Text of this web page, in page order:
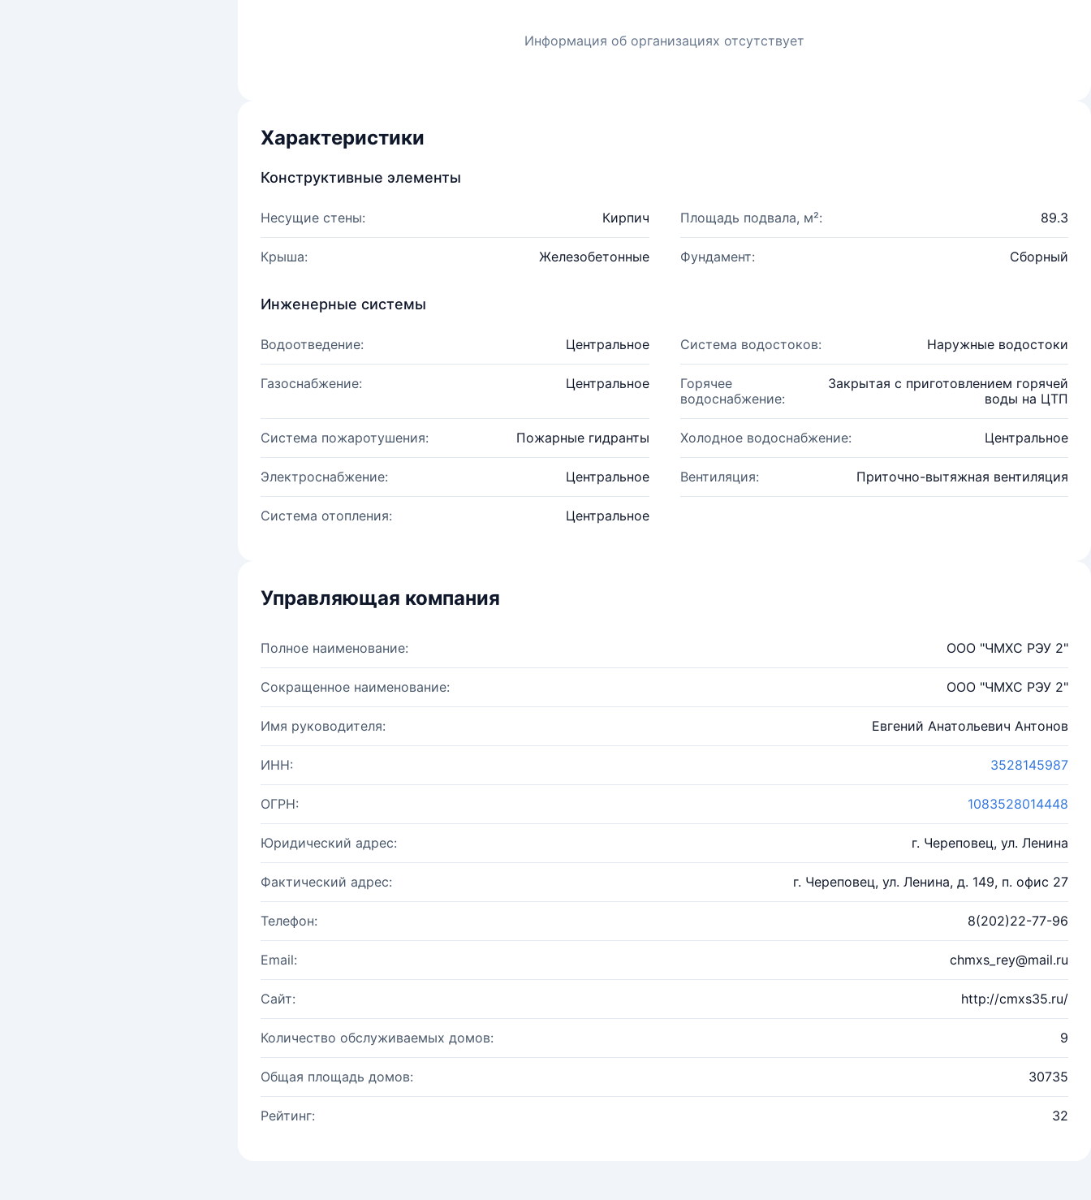
Информация об организациях отсутствует
Характеристики
Конструктивные элементы
Несущие стены: Кирпич Площадь подвала, м²: 89.3
Крыша: Железобетонные Фундамент: Сборный
Инженерные системы
Водоотведение: Центральное Система водостоков: Наружные водостоки
Газоснабжение: Центральное
Горячее
водоснабжение:
Закрытая с приготовлением горячей
воды на ЦТП
Система пожаротушения: Пожарные гидранты Холодное водоснабжение: Центральное
Электроснабжение: Центральное Вентиляция: Приточно-вытяжная вентиляция
Система отопления: Центральное
Управляющая компания
Полное наименование: ООО "ЧМХС РЭУ 2"
Сокращенное наименование: ООО "ЧМХС РЭУ 2"
Имя руководителя: Евгений Анатольевич Антонов
ИНН: 3528145987
ОГРН: 1083528014448
Юридический адрес: г. Череповец, ул. Ленина
Фактический адрес: г. Череповец, ул. Ленина, д. 149, п. офис 27
Телефон: 8(202)22-77-96
Email: chmxs_rey@mail.ru
Сайт: http://cmxs35.ru/
Количество обслуживаемых домов: 9
Общая площадь домов: 30735
Рейтинг: 32